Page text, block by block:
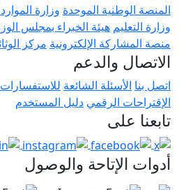
الموحدةوزارة الموارد البشرية
هيئة الخبراء بمجلس الوزراء​هيئة
الإلكترونيةمركز الوثائق
الشائعةللاستفسارات و التعليقات
الرقميدليل المستخدم
والوصول